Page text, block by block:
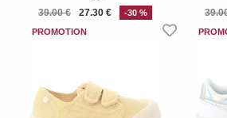
39.00 € 27.30 € -30 %